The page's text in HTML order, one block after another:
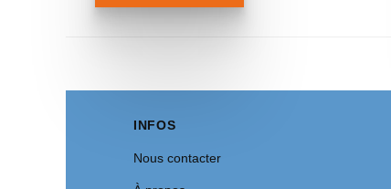
INFOS
Nous contacter